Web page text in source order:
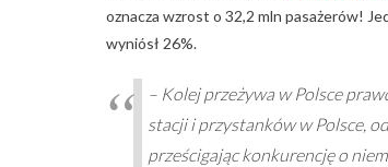
oznacza wzrost o 32,2 mln pasażerów!
wyniósł 26%.
– Kolej przeżywa w Polsce
stacji i przystanków w Polsce,
prześcigając konkurencję o